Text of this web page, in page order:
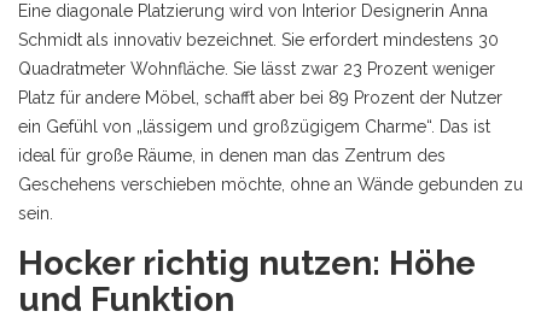
Eine diagonale Platzierung wird von Interior Designerin Anna
Schmidt als innovativ bezeichnet. Sie erfordert mindestens 30
Quadratmeter Wohnfläche. Sie lässt zwar 23 Prozent weniger
Platz für andere Möbel, schafft aber bei 89 Prozent der Nutzer
ein Gefühl von „lässigem und großzügigem Charme“. Das ist
ideal für große Räume, in denen man das Zentrum des
Geschehens verschieben möchte, ohne an Wände gebunden zu
sein.
Hocker richtig nutzen: Höhe
und Funktion